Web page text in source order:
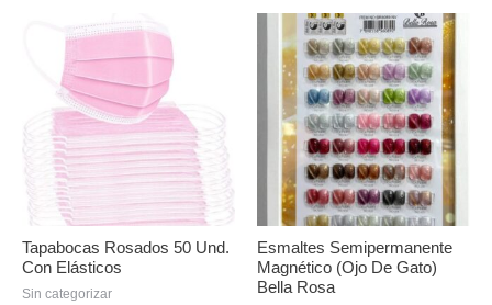
Tapabocas Rosados 50 Und.
Con Elásticos
Sin categorizar
Esmaltes Semipermanente
Magnético (Ojo De Gato)
Bella Rosa